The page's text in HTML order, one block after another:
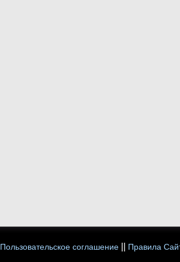
Пользовательское соглашение Правила